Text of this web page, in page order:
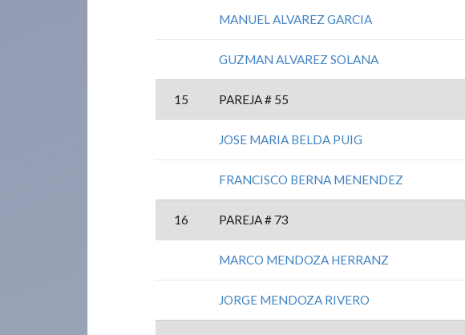
MANUEL ALVAREZ GARCIA
GUZMAN ALVAREZ SOLANA
15 PAREJA # 55
JOSE MARIA BELDA PUIG
FRANCISCO BERNA MENENDEZ
16 PAREJA # 73
MARCO MENDOZA HERRANZ
JORGE MENDOZA RIVERO